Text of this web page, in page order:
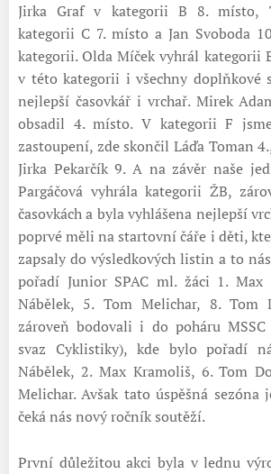
Jirka Graf v kategorii B 8. místo,
kategorii C 7. místo a Jan Svoboda
kategorii. Olda Míček vyhrál kategorii
v této kategorii i všechny doplňkové
nejlepší časovkář i vrchař. Mirek
obsadil 4. místo. V kategorii F
zastoupení, zde skončil Láďa Toman
Jirka Pekarčík 9. A na závěr naše
Pargáčová vyhrála kategorii ŽB,
časovkách a byla vyhlášena nejlepší
poprvé měli na startovní čáře i děti,
zapsaly do výsledkových listin a to
pořadí Junior SPAC ml. žáci 1.
Nábělek, 5. Tom Melichar, 8. Tom
zároveň bodovali i do poháru MSSC
svaz Cyklistiky), kde bylo pořadí
Nábělek, 2. Max Kramoliš, 6. Tom
Melichar. Avšak tato úspěšná
čeká nás nový ročník soutěží.
První důležitou akci byla v lednu